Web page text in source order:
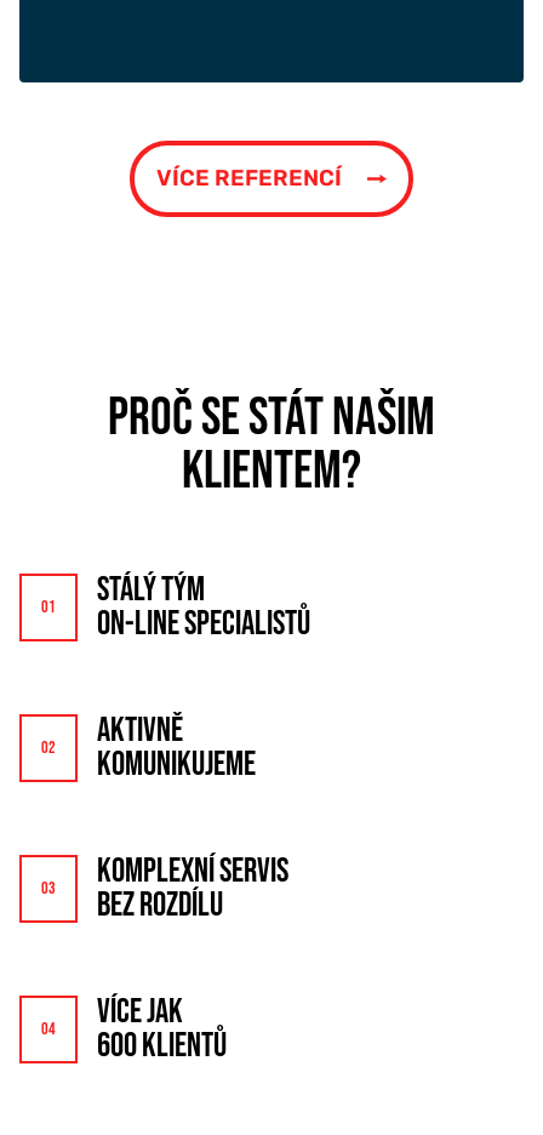
VÍCE REFERENCÍ
PROČ SE STÁT NAŠIM
KLIENTEM?
STÁLÝ TÝM
ON-LINE SPECIALISTŮ
AKTIVNĚ
KOMUNIKUJEME
KOMPLEXNÍ SERVIS
BEZ ROZDÍLU
VÍCE JAK
600 KLIENTŮ